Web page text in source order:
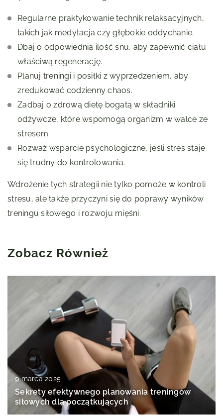
Regularne praktykowanie technik relaksacyjnych,
takich jak medytacja czy głębokie oddychanie.
Dbaj o odpowiednią ilość snu, aby zapewnić ciału
właściwą regenerację.
Planuj treningi i posiłki z wyprzedzeniem, aby
zredukować codzienny chaos.
Zadbaj o zdrową dietę bogatą w składniki
odżywcze, które wspomogą organizm w walce ze
stresem.
Rozważ wsparcie psychologiczne, jeśli stres staje
się trudny do kontrolowania.
Wdrożenie tych strategii nie tylko pomoże w kontroli
stresu, ale także przyczyni się do poprawy wyników
treningu siłowego i rozwoju mięśni.
Zobacz Również
9 marca 2025
Sekrety efektywnego planowania treningów
siłowych dla początkujących